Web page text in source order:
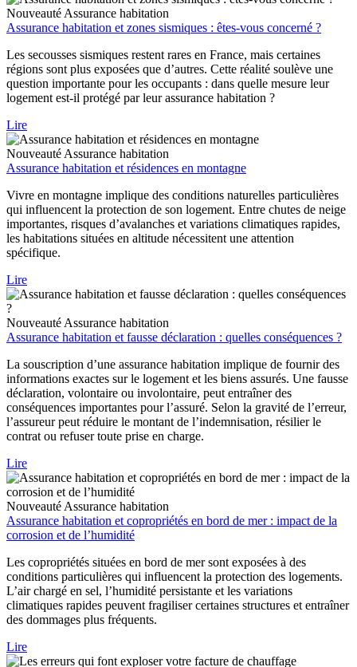
Nouveauté Assurance habitation
Assurance habitation et zones sismiques : êtes-vous concerné ?
Les secousses sismiques restent rares en France, mais certaines
régions sont plus exposées que d’autres. Cette réalité soulève une
question importante pour les occupants : dans quelle mesure leur
logement est-il protégé par leur assurance habitation ?
Lire
Nouveauté Assurance habitation
Assurance habitation et résidences en montagne
Vivre en montagne implique des conditions naturelles particulières
qui influencent la protection de son logement. Entre chutes de neige
importantes, risques d’avalanches et variations climatiques rapides,
les habitations situées en altitude nécessitent une attention
spécifique.
Lire
Nouveauté Assurance habitation
Assurance habitation et fausse déclaration : quelles conséquences ?
La souscription d’une assurance habitation implique de fournir des
informations exactes sur le logement et les biens assurés. Une fausse
déclaration, volontaire ou involontaire, peut entraîner des
conséquences importantes pour l’assuré. Selon la gravité de l’erreur,
l’assureur peut réduire le montant de l’indemnisation, résilier le
contrat ou refuser toute prise en charge.
Lire
Nouveauté Assurance habitation
Assurance habitation et copropriétés en bord de mer : impact de la
corrosion et de l’humidité
Les copropriétés situées en bord de mer sont exposées à des
conditions particulières qui influencent la protection des logements.
L’air chargé en sel, l’humidité persistante et les variations
climatiques rapides peuvent fragiliser certaines structures et entraîner
des dommages plus fréquents.
Lire